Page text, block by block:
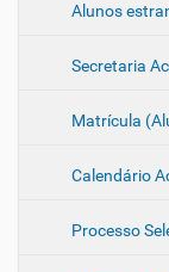
Alunos
Secretaria
Matrícula
Calendário
Processo